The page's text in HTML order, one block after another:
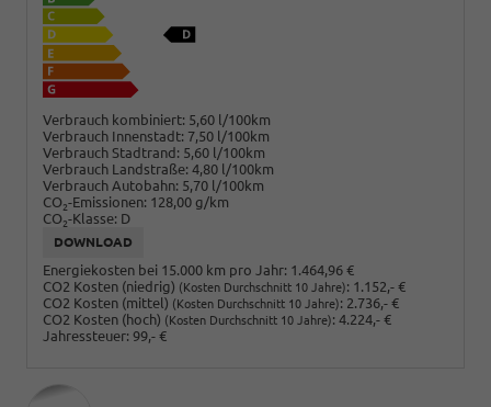
Verbrauch kombiniert: 5,60 l/100km
Verbrauch Innenstadt: 7,50 l/100km
Verbrauch Stadtrand: 5,60 l/100km
Verbrauch Landstraße: 4,80 l/100km
Verbrauch Autobahn: 5,70 l/100km
CO2-Emissionen: 128,00 g/km
CO2-Klasse: D
DOWNLOAD
Energiekosten bei 15.000 km pro Jahr: 1.464,96 €
CO2 Kosten (niedrig) (Kosten Durchschnitt 10 Jahre): 1.152,- €
CO2 Kosten (mittel) (Kosten Durchschnitt 10 Jahre): 2.736,- €
CO2 Kosten (hoch) (Kosten Durchschnitt 10 Jahre): 4.224,- €
Jahressteuer: 99,- €